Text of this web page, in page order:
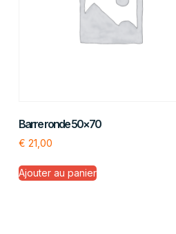
Barre ronde 50×70
€ 21,00
Ajouter au panier